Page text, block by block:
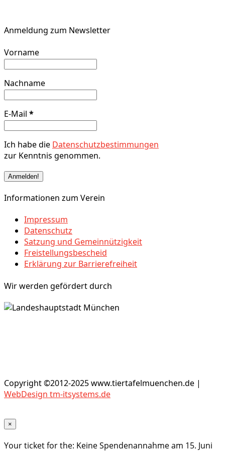
Anmeldung zum Newsletter
Vorname
Nachname
E-Mail *
Ich habe die Datenschutzbestimmungen
zur Kenntnis genommen.
Informationen zum Verein
Impressum
Datenschutz
Satzung und Gemeinnützigkeit
Freistellungsbescheid
Erklärung zur Barrierefreiheit
Wir werden gefördert durch
Copyright ©2012-2025 www.tiertafelmuenchen.de |
WebDesign tm-itsystems.de
×
Your ticket for the: Keine Spendenannahme am 15. Juni